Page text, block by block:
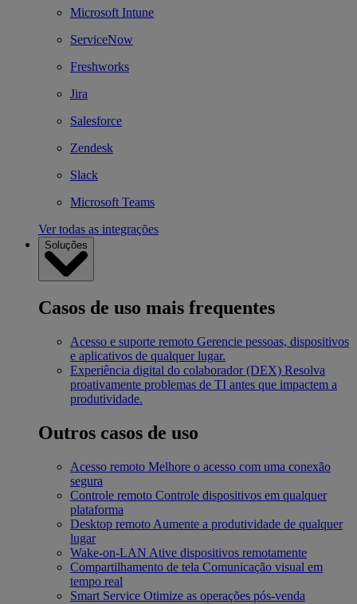
Microsoft Intune
ServiceNow
Freshworks
Jira
Salesforce
Zendesk
Slack
Microsoft Teams
Ver todas as integrações
Soluções
Casos de uso mais frequentes
Acesso e suporte remoto Gerencie pessoas, dispositivos
e aplicativos de qualquer lugar.
Experiência digital do colaborador (DEX) Resolva
proativamente problemas de TI antes que impactem a
produtividade.
Outros casos de uso
Acesso remoto Melhore o acesso com uma conexão
segura
Controle remoto Controle dispositivos em qualquer
plataforma
Desktop remoto Aumente a produtividade de qualquer
lugar
Wake-on-LAN Ative dispositivos remotamente
Compartilhamento de tela Comunicação visual em
tempo real
Smart Service Otimize as operações pós-venda